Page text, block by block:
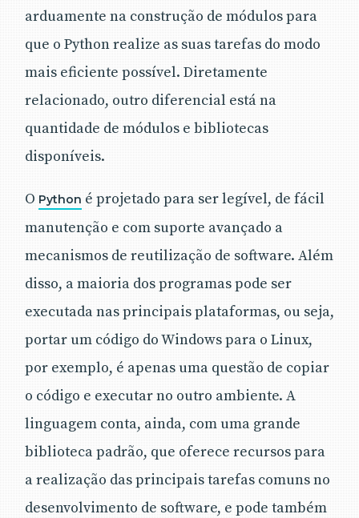
arduamente na construção de módulos para
que o Python realize as suas tarefas do modo
mais eficiente possível. Diretamente
relacionado, outro diferencial está na
quantidade de módulos e bibliotecas
disponíveis.
O Python é projetado para ser legível, de fácil
manutenção e com suporte avançado a
mecanismos de reutilização de software. Além
disso, a maioria dos programas pode ser
executada nas principais plataformas, ou seja,
portar um código do Windows para o Linux,
por exemplo, é apenas uma questão de copiar
o código e executar no outro ambiente. A
linguagem conta, ainda, com uma grande
biblioteca padrão, que oferece recursos para
a realização das principais tarefas comuns no
desenvolvimento de software, e pode também